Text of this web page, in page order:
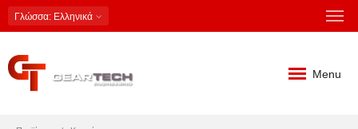
Γλώσσα: Ελληνικά
Menu